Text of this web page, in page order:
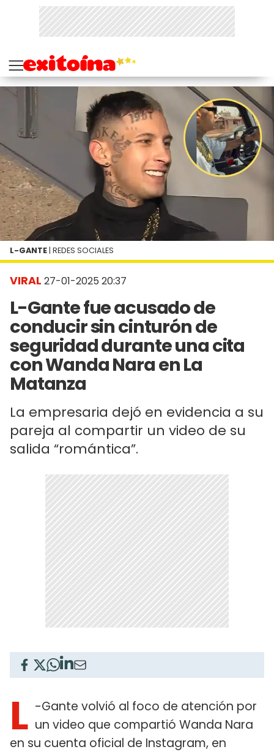
VIRAL 27-01-2025 20:37
L-Gante fue acusado de
conducir sin cinturón de
seguridad durante una cita
con Wanda Nara en La
Matanza
La empresaria dejó en evidencia a su
pareja al compartir un video de su
salida “romántica”.
L-GANTE | REDES SOCIALES
L -Gante volvió al foco de atención por
un video que compartió Wanda Nara
en su cuenta oficial de Instagram, en